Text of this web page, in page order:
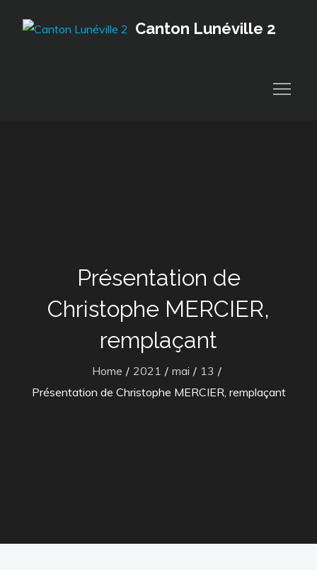
Canton Lunéville 2
Présentation de
Christophe MERCIER,
remplaçant
Home 2021 mai
13
Présentation de Christophe MERCIER, remplaçant